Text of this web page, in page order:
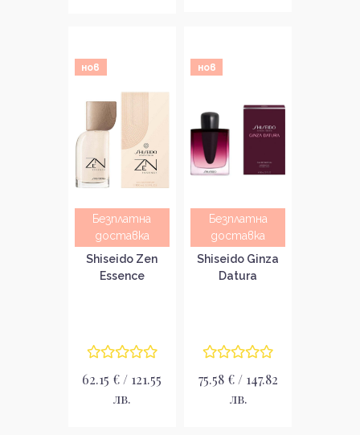
нов
Безплатна
доставка
Shiseido Zen
Essence
62.15 € / 121.55
лв.
нов
Безплатна
доставка
Shiseido Ginza
Datura
75.58 € / 147.82
лв.